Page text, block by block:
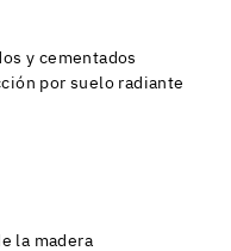
y cementados
por suelo radiante
la madera